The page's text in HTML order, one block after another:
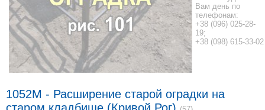
Вам день по
телефонам:
+38 (096) 025-28-
19;
+38 (098) 615-33-02
1052M - Расширение старой оградки на